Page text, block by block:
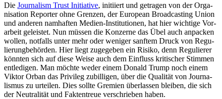
Die Jour­na­lism Trust Initia­tive, initi­iert und getra­gen von der Orga­
ni­sa­tion Repor­ter ohne Grenzen, der European Broad­cas­ting Union
und anderen nam­haf­ten Medien-Insti­tu­tio­nen, hat hier wich­tige Vor­
ar­beit geleis­tet. Nun müssen die Kon­zerne das Übel auch anpa­cken
wollen, not­falls unter mehr oder weniger sanftem Druck von Regu­
lie­rung­be­hör­den. Hier liegt zuge­ge­ben ein Risiko, denn Regu­lie­rer
könnten sich auf diese Weise auch dem Ein­fluss kri­ti­scher Stimmen
ent­le­di­gen. Man möchte weder einem Donald Trump noch einem
Viktor Orban das Pri­vi­leg zubil­li­gen, über die Qua­li­tät von Jour­na­
lis­mus zu urtei­len. Dies sollte Gremien über­las­sen bleiben, die sich
der Neu­tra­li­tät und Fak­ten­treue ver­schrie­ben haben.